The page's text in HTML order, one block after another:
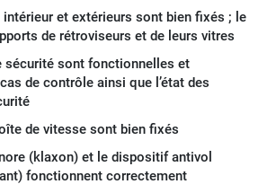
intérieur et extérieurs sont bien fixés ; le
de rétroviseurs et de leurs vitres
sécurité sont fonctionnelles et
de contrôle ainsi que l’état des
de vitesse sont bien fixés
(klaxon) et le dispositif antivol
fonctionnent correctement